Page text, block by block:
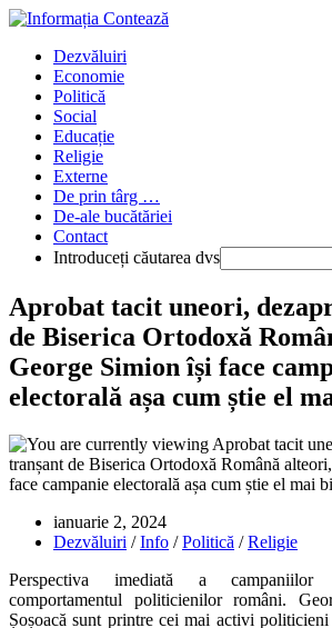
Skip
content
Main
Menu
Dezvăluiri
Economie
Politică
Social
Educație
Religie
Externe
De prin târg …
De-ale bucătăriei
Contact
Introduceți căutarea dvs
Press
Escape
to
close
the
Main
panel
Aprobat tacit uneori,
de Biserica Ortodoxă
George Simion își face
electorală așa cum știe el
Publicat:
ianuarie 2, 2024
Categorie:
Dezvăluiri / Info / Politică / Religie
Perspectiva imediată a campaniilor
comportamentul politicienilor români.
Șoșoacă sunt printre cei mai activi